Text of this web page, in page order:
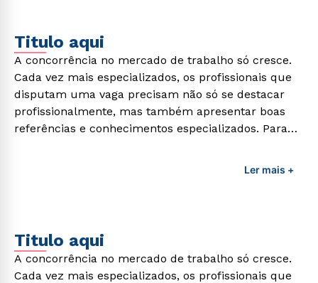
Titulo aqui
A concorrência no mercado de trabalho só cresce.
Cada vez mais especializados, os profissionais que
disputam uma vaga precisam não só se destacar
profissionalmente, mas também apresentar boas
referências e conhecimentos especializados. Para
profissionais da área é preciso garantir uma
Ler mais +
Titulo aqui
A concorrência no mercado de trabalho só cresce.
Cada vez mais especializados, os profissionais que